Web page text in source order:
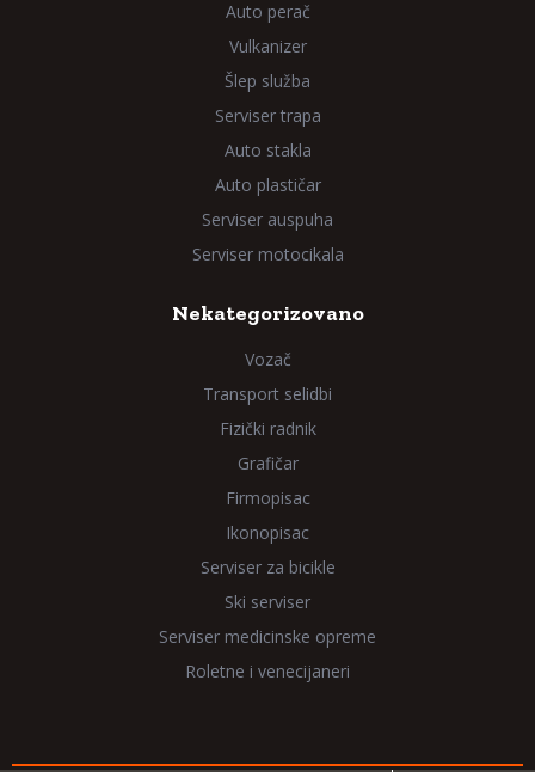
Auto perač
Vulkanizer
Šlep služba
Serviser trapa
Auto stakla
Auto plastičar
Serviser auspuha
Serviser motocikala
Nekategorizovano
Vozač
Transport selidbi
Fizički radnik
Grafičar
Firmopisac
Ikonopisac
Serviser za bicikle
Ski serviser
Serviser medicinske opreme
Roletne i venecijaneri